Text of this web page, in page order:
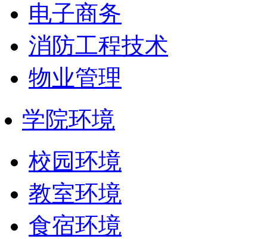
电子商务
消防工程技术
物业管理
学院环境
校园环境
教室环境
食宿环境